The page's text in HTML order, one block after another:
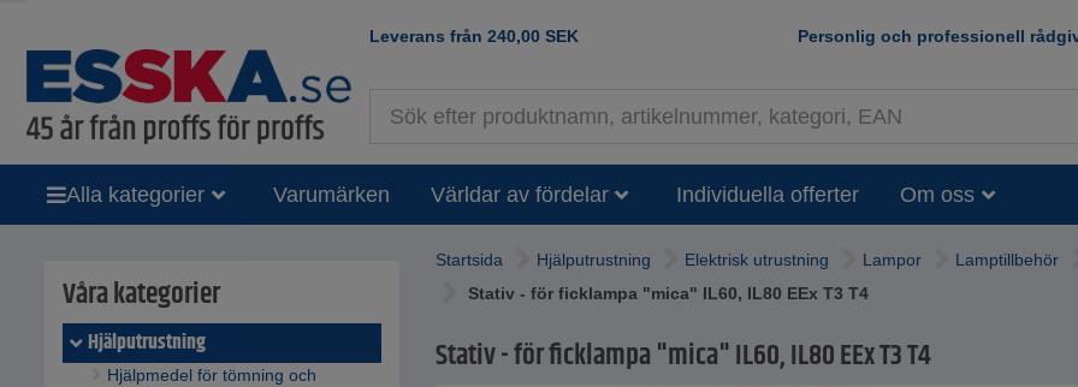
Leverans från 240,00 SEK Personlig och professionell
Alla kategorier Varumärken Världar av fördelar Individuella offerter Om oss
Våra kategorier
Hjälputrustning
Hjälpmedel för tömning och
Startsida Hjälputrustning Elektrisk utrustning Lampor Lamptillbehör
Stativ - för ficklampa "mica" IL60, IL80 EEx T3 T4
Stativ - för ficklampa "mica" IL60, IL80 EEx T3 T4